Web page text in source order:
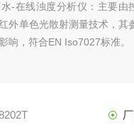
-在线浊度分析仪：主要由
外单色光散射测量技术，其
响，符合EN Iso7027标准。